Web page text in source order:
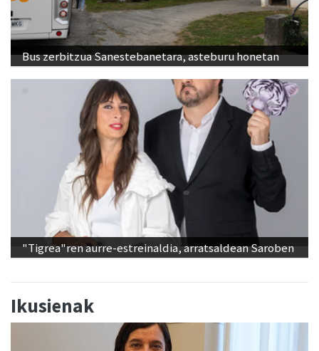
Bus zerbitzua Sanestebanetara, asteburu honetan
"Tigrea"ren aurre-estreinaldia, arratsaldean Saroben
Ikusienak